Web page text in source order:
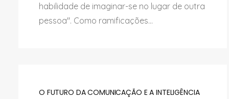
habilidade de imaginar-se no lugar de outra
pessoa''. Como ramificações...
O FUTURO DA COMUNICAÇÃO E A INTELIGÊNCIA